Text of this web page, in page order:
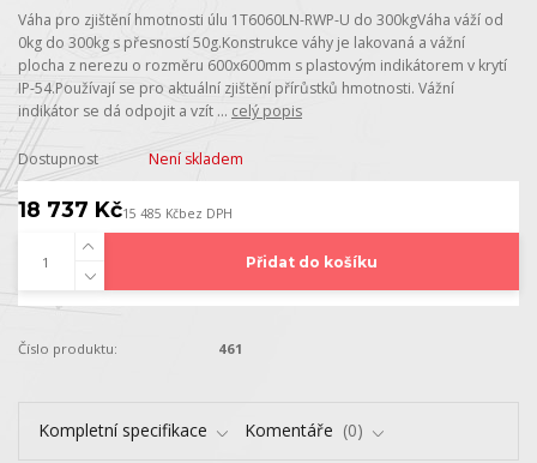
Váha pro zjištění hmotnosti úlu 1T6060LN-RWP-U do 300kgVáha váží od
0kg do 300kg s přesností 50g.Konstrukce váhy je lakovaná a vážní
plocha z nerezu o rozměru 600x600mm s plastovým indikátorem v krytí
IP-54.Používají se pro aktuální zjištění přírůstků hmotnosti. Vážní
indikátor se dá odpojit a vzít ... celý popis
Dostupnost Není skladem
18 737 Kč15 485 Kčbez DPH
Přidat do košíku
Číslo produktu: 461
Kompletní specifikace Komentáře 0